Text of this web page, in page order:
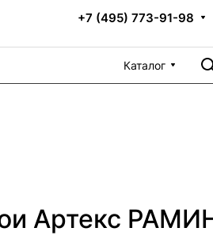
+7 (495) 773-91-98
Каталог
Артекс